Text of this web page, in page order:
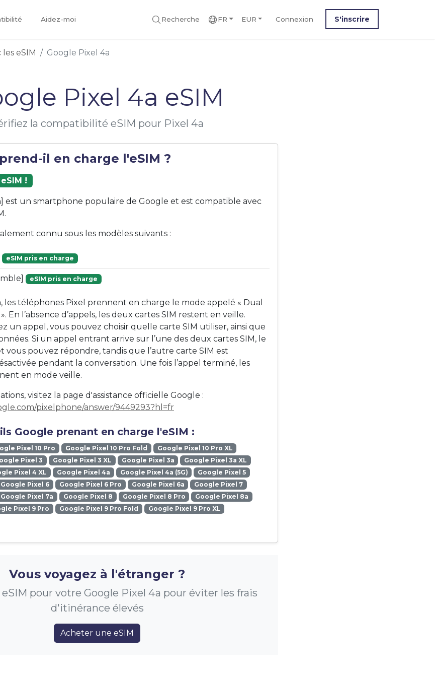
Aidez-moi Recherche FR EUR Connexion S'inscrire
eSIM Google Pixel 4a
Pixel 4a eSIM
la compatibilité eSIM pour Pixel 4a
il en charge l'eSIM ?
!
est un smartphone populaire de Google et est compatible avec
connu sous les modèles suivants :
eSIM pris en charge
eSIM pris en charge
les téléphones Pixel prennent en charge le mode appelé « Dual
En l’absence d’appels, les deux cartes SIM restent en veille.
un appel, vous pouvez choisir quelle carte SIM utiliser, ainsi que
Si un appel entrant arrive sur l’une des deux cartes SIM, le
vous pouvez répondre, tandis que l’autre carte SIM est
pendant la conversation. Une fois l’appel terminé, les
en mode veille.
visitez la page d'assistance officielle Google :
pixelphone/answer/9449293?hl=fr
Google prenant en charge l'eSIM :
Pixel 10 Pro Google Pixel 10 Pro Fold
Google Pixel 10 Pro XL
Pixel 3 Google Pixel 3 XL Google Pixel 3a
Google Pixel 3a XL
Pixel 4 XL Google Pixel 4a Google Pixel 4a (5G)
Google Pixel 5
Google Pixel 6 Google Pixel 6 Pro Google Pixel 6a
Google Pixel 7
Google Pixel 7a Google Pixel 8 Google Pixel 8 Pro
Google Pixel 8a
Pixel 9 Pro Google Pixel 9 Pro Fold
Google Pixel 9 Pro XL
Vous voyagez à l'étranger ?
pour votre Google Pixel 4a pour éviter les frais
d'itinérance élevés
Acheter une eSIM